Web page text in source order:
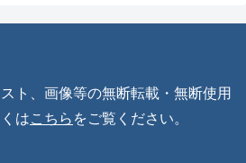
ト、画像等の無断転載・無断使用
はこちら をご覧ください。